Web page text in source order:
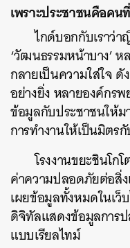
เพราะประชาชนคือคน
ไกด์บอกกับเราว่
‘วัฒนธรรมหน้าบาง’
กลายเป็นความใส่ใจ
อย่างยิ่ง หลายองค์กร
ข้อมูลกับประชาชนให้
การทำงานให้เป็นมิตร
โรงงานขยะชินโก
ค่าความปลอดภัยต่อสิ่
เผยข้อมูลทั้งหมดในเว็
ดิจิทัลแสดงข้อมูลการ
แบบเรียลไทม์